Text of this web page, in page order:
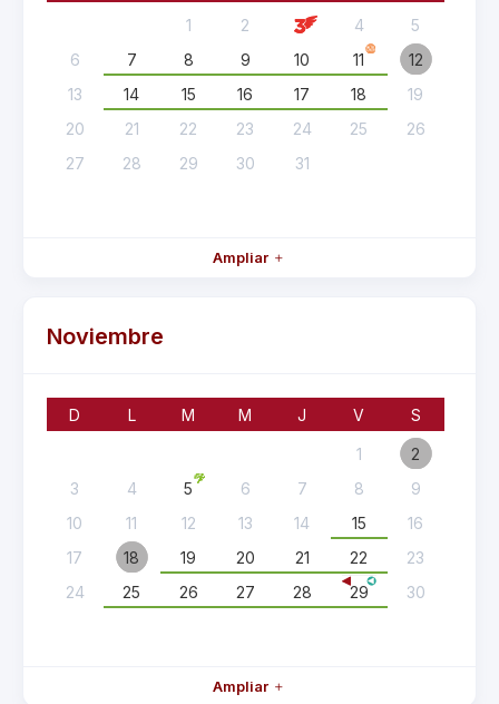
1 2 4
5
6
7 8 9 10 11
12
13
14 15 16 17 18
19
20
21 22 23 24 25
26
27
28 29 30 31
Ampliar
Noviembre
D L M M J V S
1
2
3
4 5 6 7 8
9
10
11 12 13 14 15
16
17
18 19 20 21 22
23
24
25 26 27 28 29 30
Ampliar